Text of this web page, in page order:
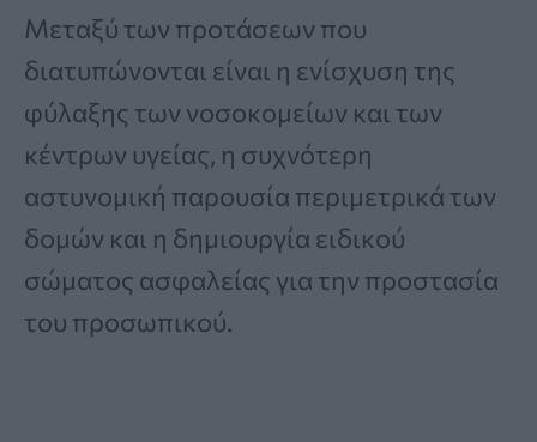
Μεταξύ των προτάσεων που
διατυπώνονται είναι η ενίσχυση της
φύλαξης των νοσοκομείων και των
κέντρων υγείας, η συχνότερη
αστυνομική παρουσία περιμετρικά των
δομών και η δημιουργία ειδικού
σώματος ασφαλείας για την προστασία
του προσωπικού.